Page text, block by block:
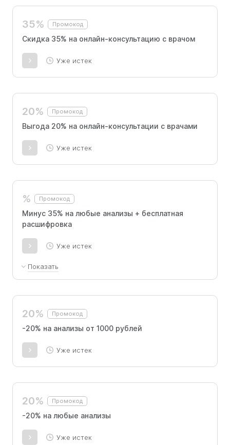
35% Промокод
Скидка 35% на онлайн-консультацию с врачом
Уже истек
20% Промокод
Выгода 20% на онлайн-консультации с врачами
Уже истек
% Промокод
Минус 35% на любые анализы + бесплатная
расшифровка
Уже истек
Показать
раздела «Анализы», а также бесплатную
консультацию с врачом по результатам
исследований!
*В лабораториях Инвитро скидка будет 20%.
20% Промокод
-20% на анализы от 1000 рублей
Уже истек
20% Промокод
-20% на любые анализы
Уже истек